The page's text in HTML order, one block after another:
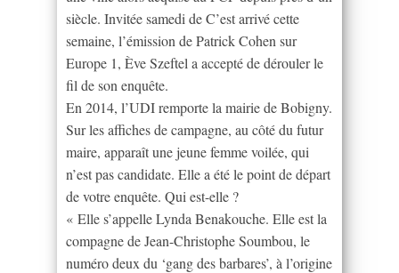
siècle. Invitée samedi de C’est arrivé cette
semaine, l’émission de Patrick Cohen sur
Europe 1, Ève Szeftel a accepté de dérouler le
fil de son enquête.
En 2014, l’UDI remporte la mairie de Bobigny.
Sur les affiches de campagne, au côté du futur
maire, apparaît une jeune femme voilée, qui
n’est pas candidate. Elle a été le point de départ
de votre enquête. Qui est-elle ?
« Elle s’appelle Lynda Benakouche. Elle est la
compagne de Jean-Christophe Soumbou, le
numéro deux du ‘gang des barbares’, à l’origine